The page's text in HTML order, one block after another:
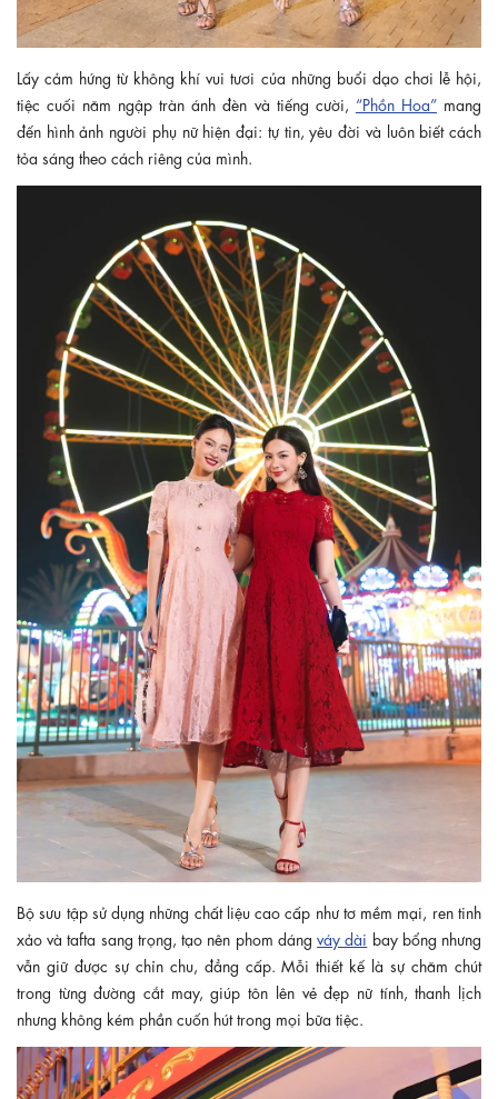
Lấy cảm hứng từ không khí vui tươi của những buổi dạo chơi lễ hội,
tiệc cuối năm ngập tràn ánh đèn và tiếng cười, “Phồn Hoa”mang
đến hình ảnh người phụ nữ hiện đại: tự tin, yêu đời và luôn biết cách
tỏa sáng theo cách riêng của mình.
Bộ sưu tập sử dụng những chất liệu cao cấp như tơ mềm mại, ren tinh
xảo và tafta sang trọng, tạo nên phom dángváy dài bay bổng nhưng
vẫn giữ được sự chỉn chu, đẳng cấp. Mỗi thiết kế là sự chăm chút
trong từng đường cắt may, giúp tôn lên vẻ đẹp nữ tính, thanh lịch
nhưng không kém phần cuốn hút trong mọi bữa tiệc.